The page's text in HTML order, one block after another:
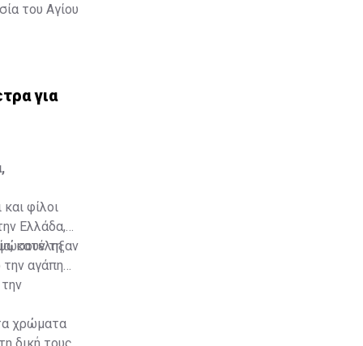
του Αγίου
για
φίλοι
Ελλάδα,
κατέληξαν
τη
αγάπη
χρώματα
δική τους